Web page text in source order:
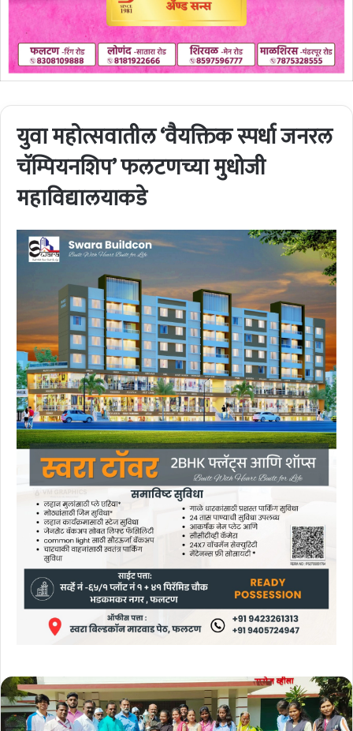
युवा महोत्सवातील ‘वैयक्तिक स्पर्धा जनरल
चॅम्पियनशिप’ फलटणच्या मुधोजी
महाविद्यालयाकडे